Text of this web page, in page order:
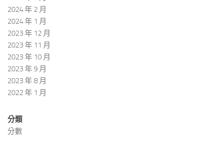
2024 年 2 月
2024 年 1 月
2023 年 12 月
2023 年 11 月
2023 年 10 月
2023 年 9 月
2023 年 8 月
2022 年 1 月
分類
分數